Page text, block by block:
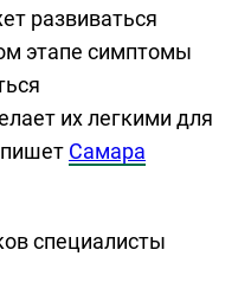
развиваться
этапе симптомы
их легкими для
Самара
специалисты